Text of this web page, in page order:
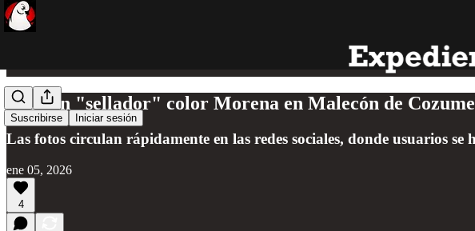
Suscribirse Iniciar sesión
Aplican "sellador" color Morena en Malecón de
Las fotos circulan rápidamente en las redes sociales, donde usuarios se
ene 05, 2026
4